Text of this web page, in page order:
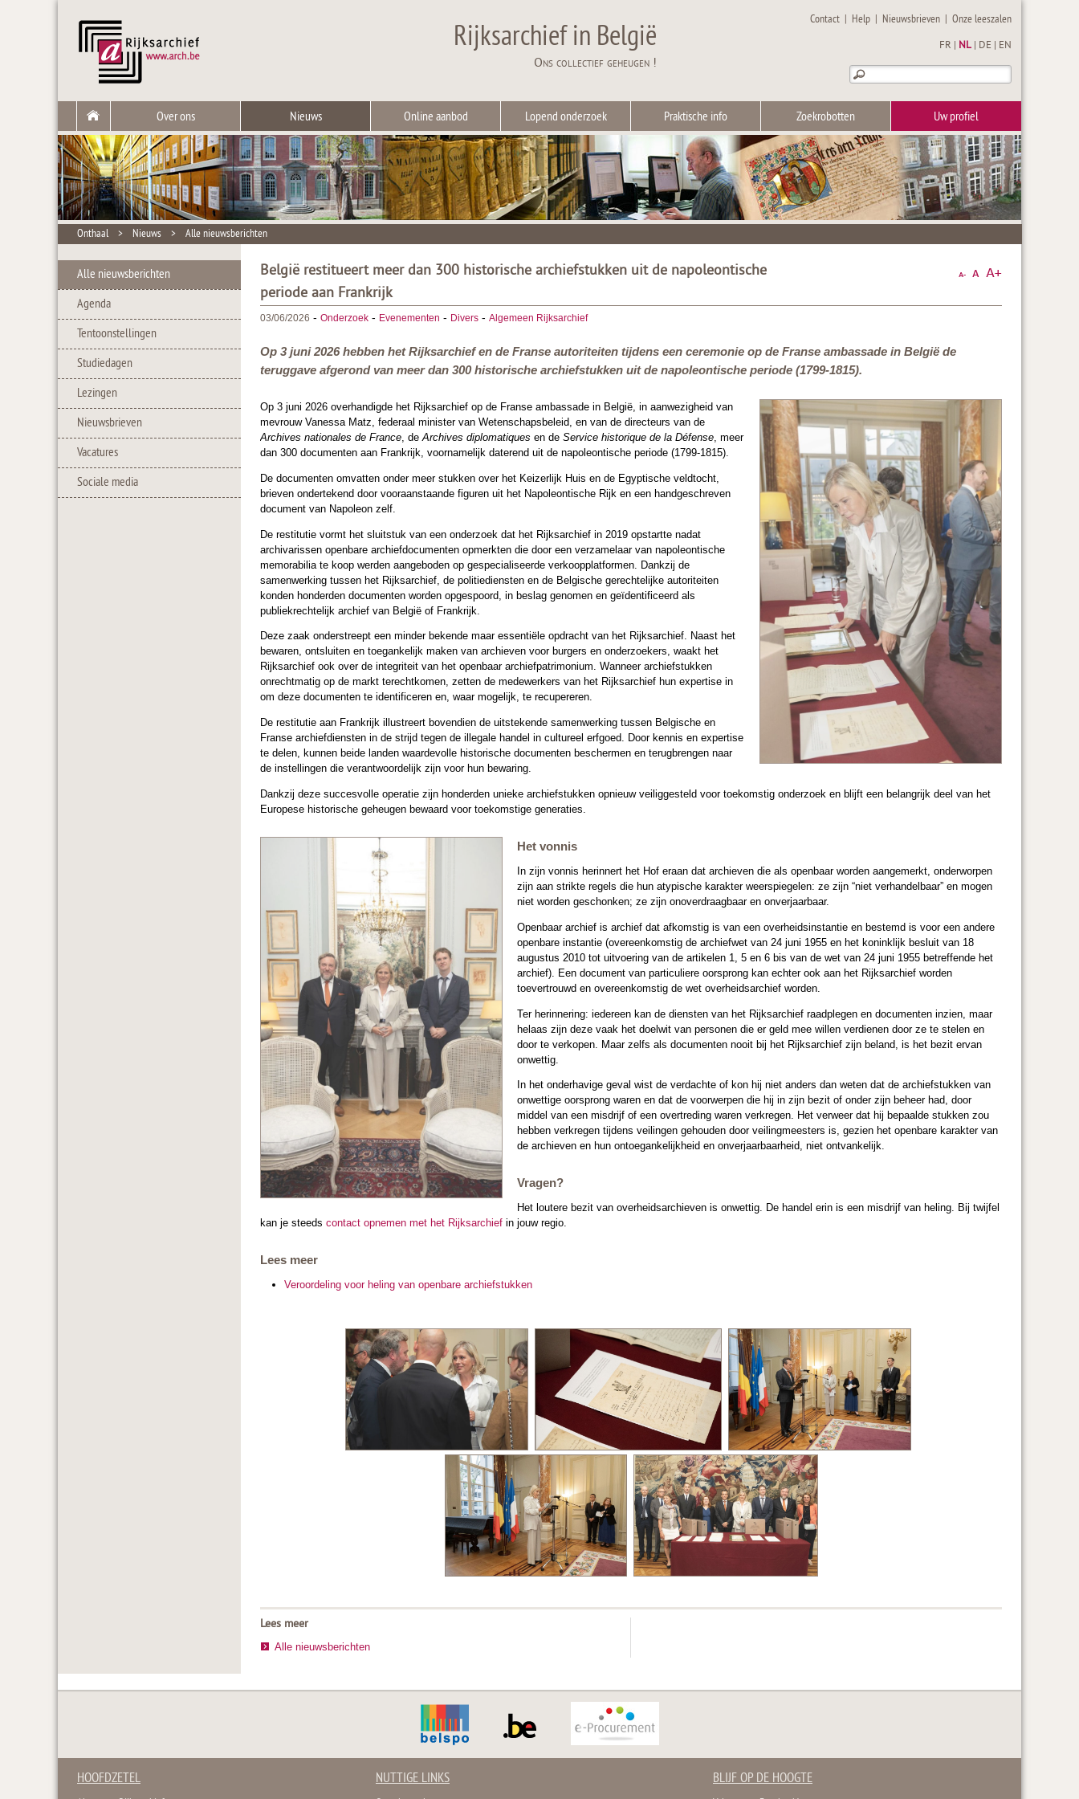
Rijksarchief in België
Ons collectief geheugen !
Contact | Help | Nieuwsbrieven |Onze leeszalen
FR NL DE EN
Over ons Nieuws Online aanbod Lopend onderzoek Praktische info Zoekrobotten Uw profiel
Onthaal > Nieuws > Alle nieuwsberichten
Alle nieuwsberichten
Agenda
Tentoonstellingen
Studiedagen
Lezingen
Nieuwsbrieven
Vacatures
Sociale media
België restitueert meer dan 300 historische archiefstukken uit de napoleontische
periode aan Frankrijk
03/06/2026 - Onderzoek - Evenementen - Divers - Algemeen Rijksarchief
Op 3 juni 2026 hebben het Rijksarchief en de Franse autoriteiten tijdens een ceremonie op de Franse ambassade in België de
teruggave afgerond van meer dan 300 historische archiefstukken uit de napoleontische periode (1799-1815).
Op 3 juni 2026 overhandigde het Rijksarchief op de Franse ambassade in België, in aanwezigheid van
mevrouw Vanessa Matz, federaal minister van Wetenschapsbeleid, en van de directeurs van de
Archives nationales de France, deArchives diplomatiques en de Service historique de la Défense, meer
dan 300 documenten aan Frankrijk, voornamelijk daterend uit de napoleontische periode (1799-1815).
De documenten omvatten onder meer stukken over het Keizerlijk Huis en de Egyptische veldtocht,
brieven ondertekend door vooraanstaande figuren uit het Napoleontische Rijk en een handgeschreven
document van Napoleon zelf.
De restitutie vormt het sluitstuk van een onderzoek dat het Rijksarchief in 2019 opstartte nadat
archivarissen openbare archiefdocumenten opmerkten die door een verzamelaar van napoleontische
memorabilia te koop werden aangeboden op gespecialiseerde verkoopplatformen. Dankzij de
samenwerking tussen het Rijksarchief, de politiediensten en de Belgische gerechtelijke autoriteiten
konden honderden documenten worden opgespoord, in beslag genomen en geïdentificeerd als
publiekrechtelijk archief van België of Frankrijk.
Deze zaak onderstreept een minder bekende maar essentiële opdracht van het Rijksarchief. Naast het
bewaren, ontsluiten en toegankelijk maken van archieven voor burgers en onderzoekers, waakt het
Rijksarchief ook over de integriteit van het openbaar archiefpatrimonium. Wanneer archiefstukken
onrechtmatig op de markt terechtkomen, zetten de medewerkers van het Rijksarchief hun expertise in
om deze documenten te identificeren en, waar mogelijk, te recupereren.
De restitutie aan Frankrijk illustreert bovendien de uitstekende samenwerking tussen Belgische en
Franse archiefdiensten in de strijd tegen de illegale handel in cultureel erfgoed. Door kennis en expertise
te delen, kunnen beide landen waardevolle historische documenten beschermen en terugbrengen naar
de instellingen die verantwoordelijk zijn voor hun bewaring.
Dankzij deze succesvolle operatie zijn honderden unieke archiefstukken opnieuw veiliggesteld voor toekomstig onderzoek en blijft een belangrijk deel van het
Europese historische geheugen bewaard voor toekomstige generaties.
Het vonnis
In zijn vonnis herinnert het Hof eraan dat archieven die als openbaar worden aangemerkt, onderworpen
zijn aan strikte regels die hun atypische karakter weerspiegelen: ze zijn “niet verhandelbaar” en mogen
niet worden geschonken; ze zijn onoverdraagbaar en onverjaarbaar.
Openbaar archief is archief dat afkomstig is van een overheidsinstantie en bestemd is voor een andere
openbare instantie (overeenkomstig de archiefwet van 24 juni 1955 en het koninklijk besluit van 18
augustus 2010 tot uitvoering van de artikelen 1, 5 en 6 bis van de wet van 24 juni 1955 betreffende het
archief). Een document van particuliere oorsprong kan echter ook aan het Rijksarchief worden
toevertrouwd en overeenkomstig de wet overheidsarchief worden.
Ter herinnering: iedereen kan de diensten van het Rijksarchief raadplegen en documenten inzien, maar
helaas zijn deze vaak het doelwit van personen die er geld mee willen verdienen door ze te stelen en
door te verkopen. Maar zelfs als documenten nooit bij het Rijksarchief zijn beland, is het bezit ervan
onwettig.
In het onderhavige geval wist de verdachte of kon hij niet anders dan weten dat de archiefstukken van
onwettige oorsprong waren en dat de voorwerpen die hij in zijn bezit of onder zijn beheer had, door
middel van een misdrijf of een overtreding waren verkregen. Het verweer dat hij bepaalde stukken zou
hebben verkregen tijdens veilingen gehouden door veilingmeesters is, gezien het openbare karakter van
de archieven en hun ontoegankelijkheid en onverjaarbaarheid, niet ontvankelijk.
Vragen?
Het loutere bezit van overheidsarchieven is onwettig. De handel erin is een misdrijf van heling. Bij twijfel
kan je steeds contact opnemen met het Rijksarchief in jouw regio.
Lees meer
Veroordeling voor heling van openbare archiefstukken
Lees meer
Alle nieuwsberichten
HOOFDZETEL NUTTIGE LINKS BLIJF OP DE HOOGTE